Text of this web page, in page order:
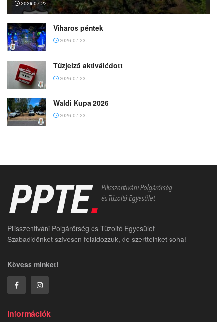
2026.07.23.
Viharos péntek
2026.07.23.
Tűzjelző aktiválódott
2026.07.23.
Waldi Kupa 2026
2026.07.23.
Pilisszentiváni Polgárőrség és Tűzoltó Egyesület
Szabadidőnket szívesen feláldozzuk, de szertteinket soha!
Kövess minket!
Információk